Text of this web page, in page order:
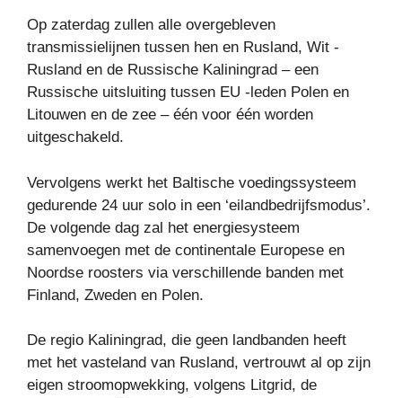
Op zaterdag zullen alle overgebleven
transmissielijnen tussen hen en Rusland, Wit -
Rusland en de Russische Kaliningrad – een
Russische uitsluiting tussen EU -leden Polen en
Litouwen en de zee – één voor één worden
uitgeschakeld.
Vervolgens werkt het Baltische voedingssysteem
gedurende 24 uur solo in een ‘eilandbedrijfsmodus’.
De volgende dag zal het energiesysteem
samenvoegen met de continentale Europese en
Noordse roosters via verschillende banden met
Finland, Zweden en Polen.
De regio Kaliningrad, die geen landbanden heeft
met het vasteland van Rusland, vertrouwt al op zijn
eigen stroomopwekking, volgens Litgrid, de